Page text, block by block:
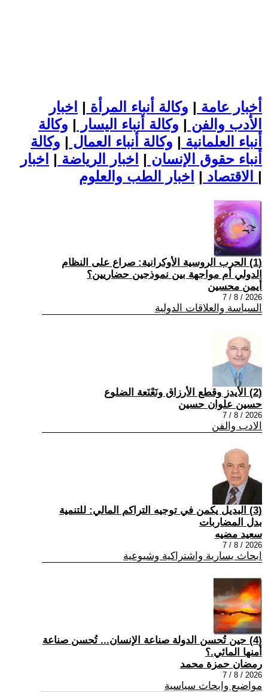
أخبار عامة | وكالة أنباء المرأة | اخبار
الأدب والفن | وكالة أنباء اليسار | وكالة
أنباء العلمانية | وكالة أنباء العمال | وكالة
أنباء حقوق الإنسان | اخبار الرياضة | اخبار
الاقتصاد | |
(1) الحرب الروسية الأوكرانية: صراع على النظام
الدولي أم مواجهة بين نموذجين حضاريين؟
أيمن محسين
2026 / 8 / 7
السياسة والعلاقات الدولية
(2) الأيدز وقطع الأرزاق ونَعْنَعة الضلوع
حسين علوان حسين
2026 / 8 / 7
الادب والفن
(3) البديل يكمن في توجيه التراكم المالي: للتنمية
بدل المضاربات
سعيد مضيه
2026 / 8 / 7
ابحاث يسارية واشتراكية وشيوعية
(4) حين تُحسن الدولة صناعة الإنسان... تُحسن صناعة
أمنها المائي.؟
رمضان حمزة محمد
2026 / 8 / 7
مواضيع وابحاث سياسية